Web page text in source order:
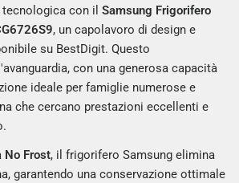
tecnologica con ilSamsung Frigorifero
, un capolavoro di design e
su BestDigit. Questo
con una generosa capacità
ideale per famiglie numerose e
che cercano prestazioni eccellenti e
No Frost, il frigorifero Samsung elimina
garantendo una conservazione ottimale